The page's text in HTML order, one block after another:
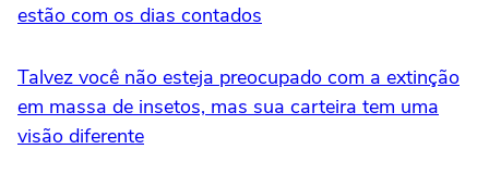
estão com os dias contados
Talvez você não esteja preocupado com a extinção
em massa de insetos, mas sua carteira tem uma
visão diferente